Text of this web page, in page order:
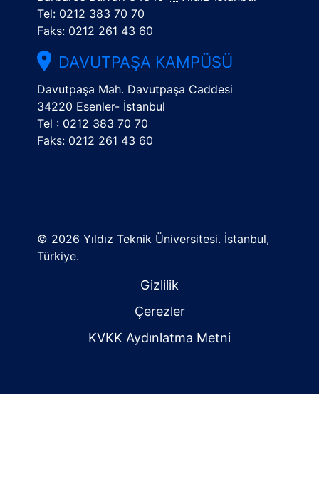
Tel: 0212 383 70 70
Faks: 0212 261 43 60
DAVUTPAŞA KAMPÜSÜ
Davutpaşa Mah. Davutpaşa Caddesi
34220 Esenler- İstanbul
Tel : 0212 383 70 70
Faks: 0212 261 43 60
© 2026 Yıldız Teknik Üniversitesi. İstanbul,
Türkiye.
Gizlilik
Çerezler
KVKK Aydınlatma Metni